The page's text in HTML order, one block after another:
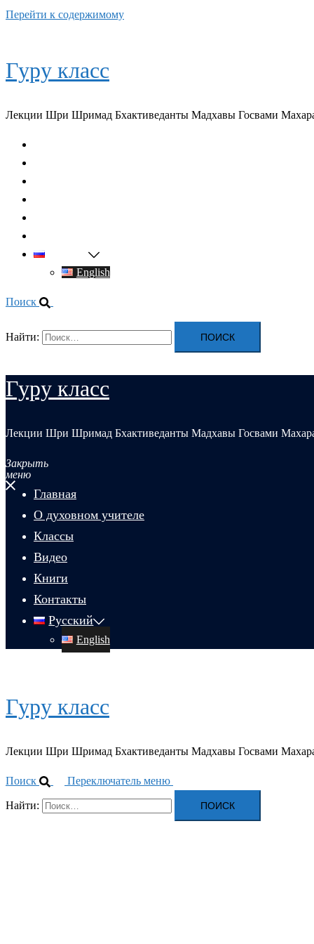
Перейти к содержимому
Гуру класс
Лекции Шри Шримад Бхактиведанты Мадхавы Госвами
English
Поиск
Найти:
Гуру класс
Лекции Шри Шримад Бхактиведанты Мадхавы Госвами
Закрыть
меню
Главная
О духовном учителе
Классы
Видео
Книги
Контакты
Русский
English
Гуру класс
Лекции Шри Шримад Бхактиведанты Мадхавы Госвами
Поиск Переключатель меню
Найти: